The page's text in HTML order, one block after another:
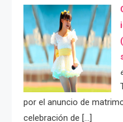
por el anuncio de
celebración de […]